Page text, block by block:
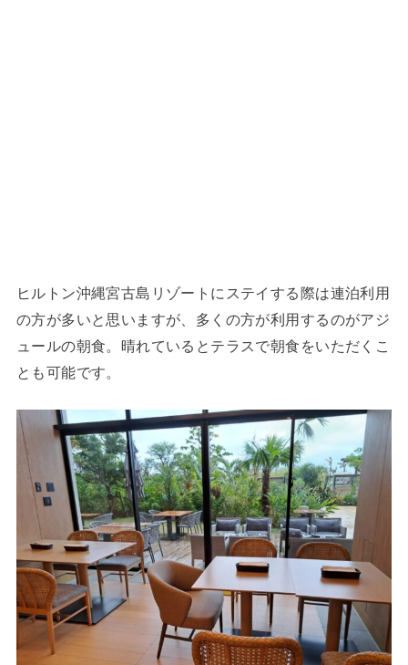
ヒルトン沖縄宮古島リゾートにステイする際は連泊利用
の方が多いと思いますが、多くの方が利用するのがアジ
ュールの朝食。晴れているとテラスで朝食をいただくこ
とも可能です。